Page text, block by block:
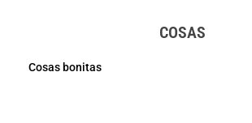
COSAS
Cosas bonitas